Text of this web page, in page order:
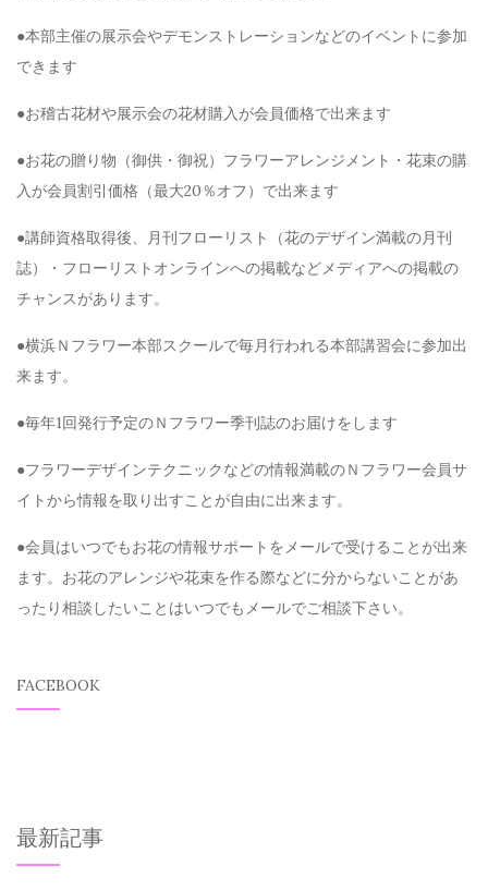
●本部主催の展示会やデモンストレーションなどのイベントに参加
できます
●お稽古花材や展示会の花材購入が会員価格で出来ます
●お花の贈り物（御供・御祝）フラワーアレンジメント・花束の購
入が会員割引価格（最大20％オフ）で出来ます
●講師資格取得後、月刊フローリスト（花のデザイン満載の月刊
誌）・フローリストオンラインへの掲載などメディアへの掲載の
チャンスがあります。
●横浜Ｎフラワー本部スクールで毎月行われる本部講習会に参加出
来ます。
●毎年1回発行予定のＮフラワー季刊誌のお届けをします
●フラワーデザインテクニックなどの情報満載のＮフラワー会員サ
イトから情報を取り出すことが自由に出来ます。
●会員はいつでもお花の情報サポートをメールで受けることが出来
ます。お花のアレンジや花束を作る際などに分からないことがあ
ったり相談したいことはいつでもメールでご相談下さい。
FACEBOOK
最新記事